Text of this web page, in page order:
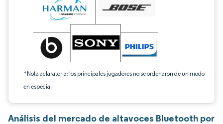
*Nota aclaratoria: los principales jugadores no se ordenaron de un modo
en especial
Análisis del mercado de altavoces Bluetooth por